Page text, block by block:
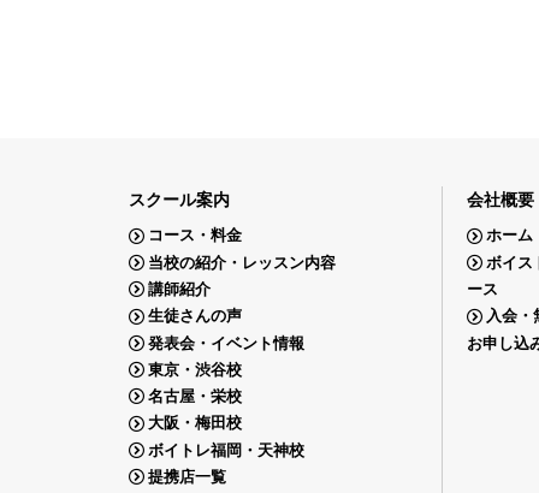
スクール案内
コース・料金
当校の紹介・レッスン内容
講師紹介
生徒さんの声
発表会・イベント情報
東京・渋谷校
名古屋・栄校
大阪・梅田校
ボイトレ福岡・天神校
提携店一覧
会社概要
ホーム
ボイス
ース
入会・
お申し込